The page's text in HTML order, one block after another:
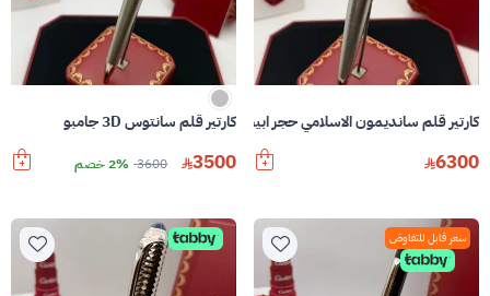
كارتير قلم سانديمون الاسلامي حجر ابيض
6300
كارتير قلم سانتوس 3D جامبو
3500
3600 2% خصم
سعر قابل للتفاوض